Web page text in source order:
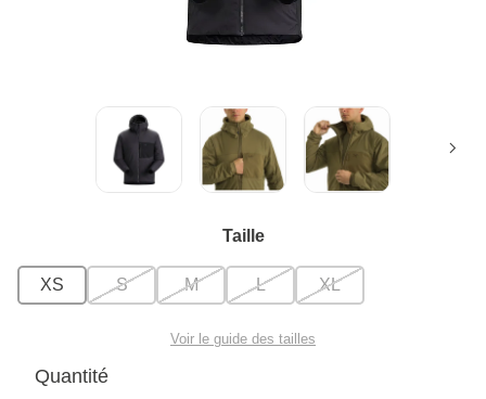
Taille
XS S M L XL
Voir le guide des tailles
Quantité